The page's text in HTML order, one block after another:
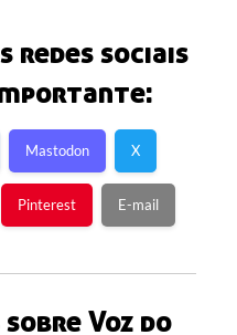
redes sociais
Mastodon X
Pinterest E-mail
Voz do